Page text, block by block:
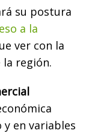
su postura
a la
ver con la
región.
y en variables